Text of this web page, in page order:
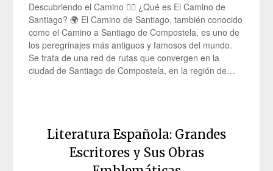
Descubriendo el Camino 🚶‍♂️ ¿Qué es El Camino de
Santiago? 🌍 El Camino de Santiago, también conocido
como el Camino a Santiago de Compostela, es uno de
los peregrinajes más antiguos y famosos del mundo.
Se trata de una red de rutas que convergen en la
ciudad de Santiago de Compostela, en la región de…
Literatura Española: Grandes
Escritores y Sus Obras